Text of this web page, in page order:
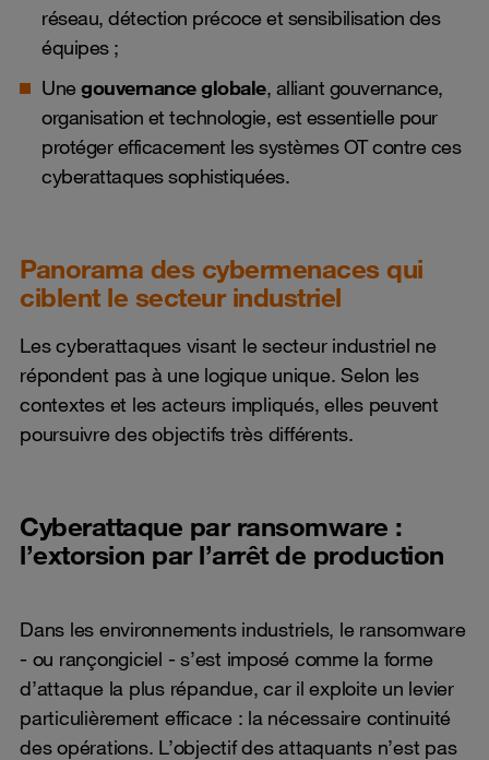
réseau, détection précoce et sensibilisation des
équipes ;
Unegouvernance globale, alliant gouvernance,
organisation et technologie, est essentielle pour
protéger efficacement les systèmes OT contre ces
cyberattaques sophistiquées.
Panorama des cybermenaces qui
ciblent le secteur industriel
Les cyberattaques visant le secteur industriel ne
répondent pas à une logique unique. Selon les
contextes et les acteurs impliqués, elles peuvent
poursuivre des objectifs très différents.
Cyberattaque par ransomware :
l’extorsion par l’arrêt de production
Dans les environnements industriels, le ransomware
- ou rançongiciel - s’est imposé comme la forme
d’attaque la plus répandue, car il exploite un levier
particulièrement efficace : la nécessaire continuité
des opérations. L’objectif des attaquants n’est pas